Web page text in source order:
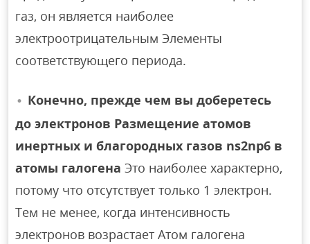
газ, он является наиболее
электроотрицательным Элементы
соответствующего периода.
Конечно, прежде чем вы доберетесь
до электронов Размещение атомов
инертных и благородных газов ns2np6 в
атомы галогена Это наиболее характерно,
потому что отсутствует только 1 электрон.
Тем не менее, когда интенсивность
электронов возрастает Атом галогена